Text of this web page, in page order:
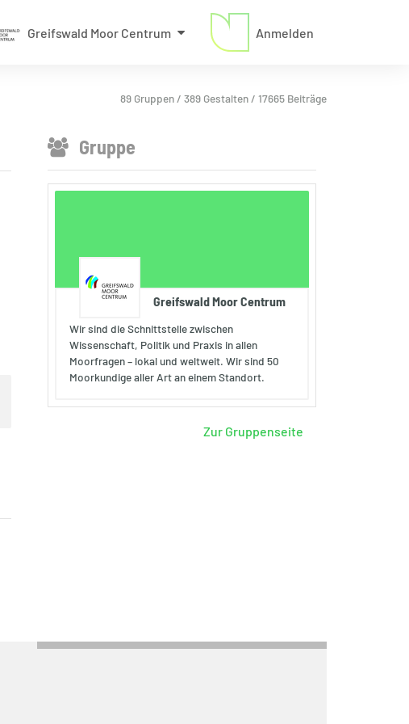
Greifswald Moor Centrum Anmelden
89 Gruppen / 389 Gestalten / 17665 Beiträge
Gruppe
Greifswald Moor Centrum
Wir sind die Schnittstelle zwischen
Wissenschaft, Politik und Praxis in allen
Moorfragen – lokal und weltweit. Wir sind 50
Moorkundige aller Art an einem Standort.
Zur Gruppenseite